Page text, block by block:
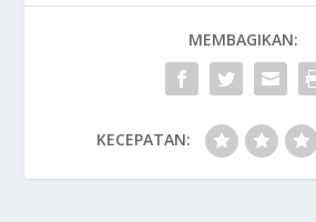
MEMBAGIKAN:
KECEPATAN: